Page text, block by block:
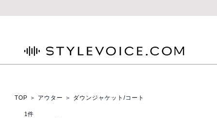
TOP ＞ アウター ＞ ダウンジャケット/コート
1件